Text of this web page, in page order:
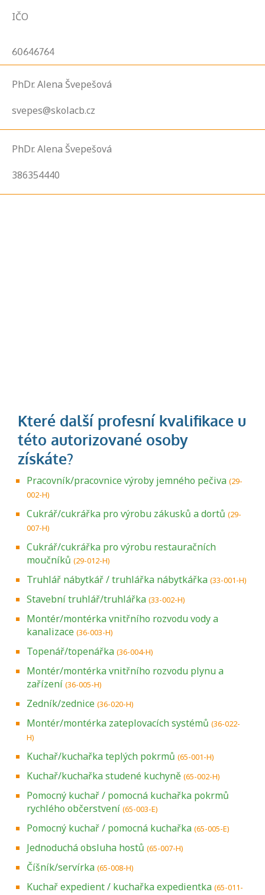
IČO
60646764
PhDr. Alena Švepešová
svepes@skolacb.cz
PhDr. Alena Švepešová
386354440
Pracovník/pracovnice výroby jemného pečiva (29-
002-H)
Cukrář/cukrářka pro výrobu zákusků a dortů (29-
007-H)
Cukrář/cukrářka pro výrobu restauračních
moučníků (29-012-H)
Truhlář nábytkář / truhlářka nábytkářka (33-001-H)
Stavební truhlář/truhlářka (33-002-H)
Montér/montérka vnitřního rozvodu vody a
kanalizace (36-003-H)
Topenář/topenářka (36-004-H)
Montér/montérka vnitřního rozvodu plynu a
zařízení (36-005-H)
Zedník/zednice (36-020-H)
Montér/montérka zateplovacích systémů (36-022-
H)
Kuchař/kuchařka teplých pokrmů (65-001-H)
Kuchař/kuchařka studené kuchyně (65-002-H)
Pomocný kuchař / pomocná kuchařka pokrmů
rychlého občerstvení (65-003-E)
Pomocný kuchař / pomocná kuchařka (65-005-E)
Jednoduchá obsluha hostů (65-007-H)
Číšník/servírka (65-008-H)
Kuchař expedient / kuchařka expedientka (65-011-